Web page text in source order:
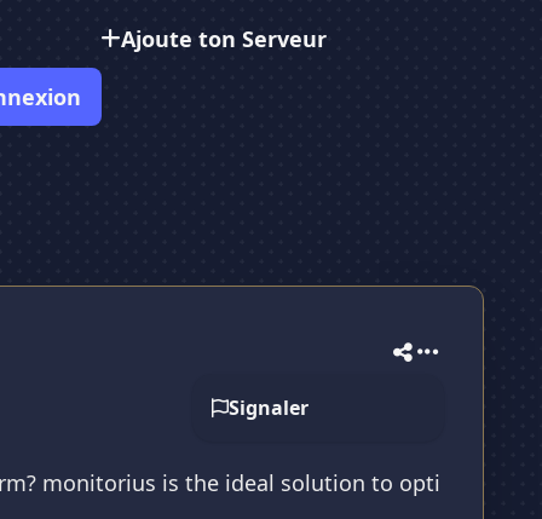
Ajoute ton Serveur
Signaler
monitorius is the ideal solution to opti